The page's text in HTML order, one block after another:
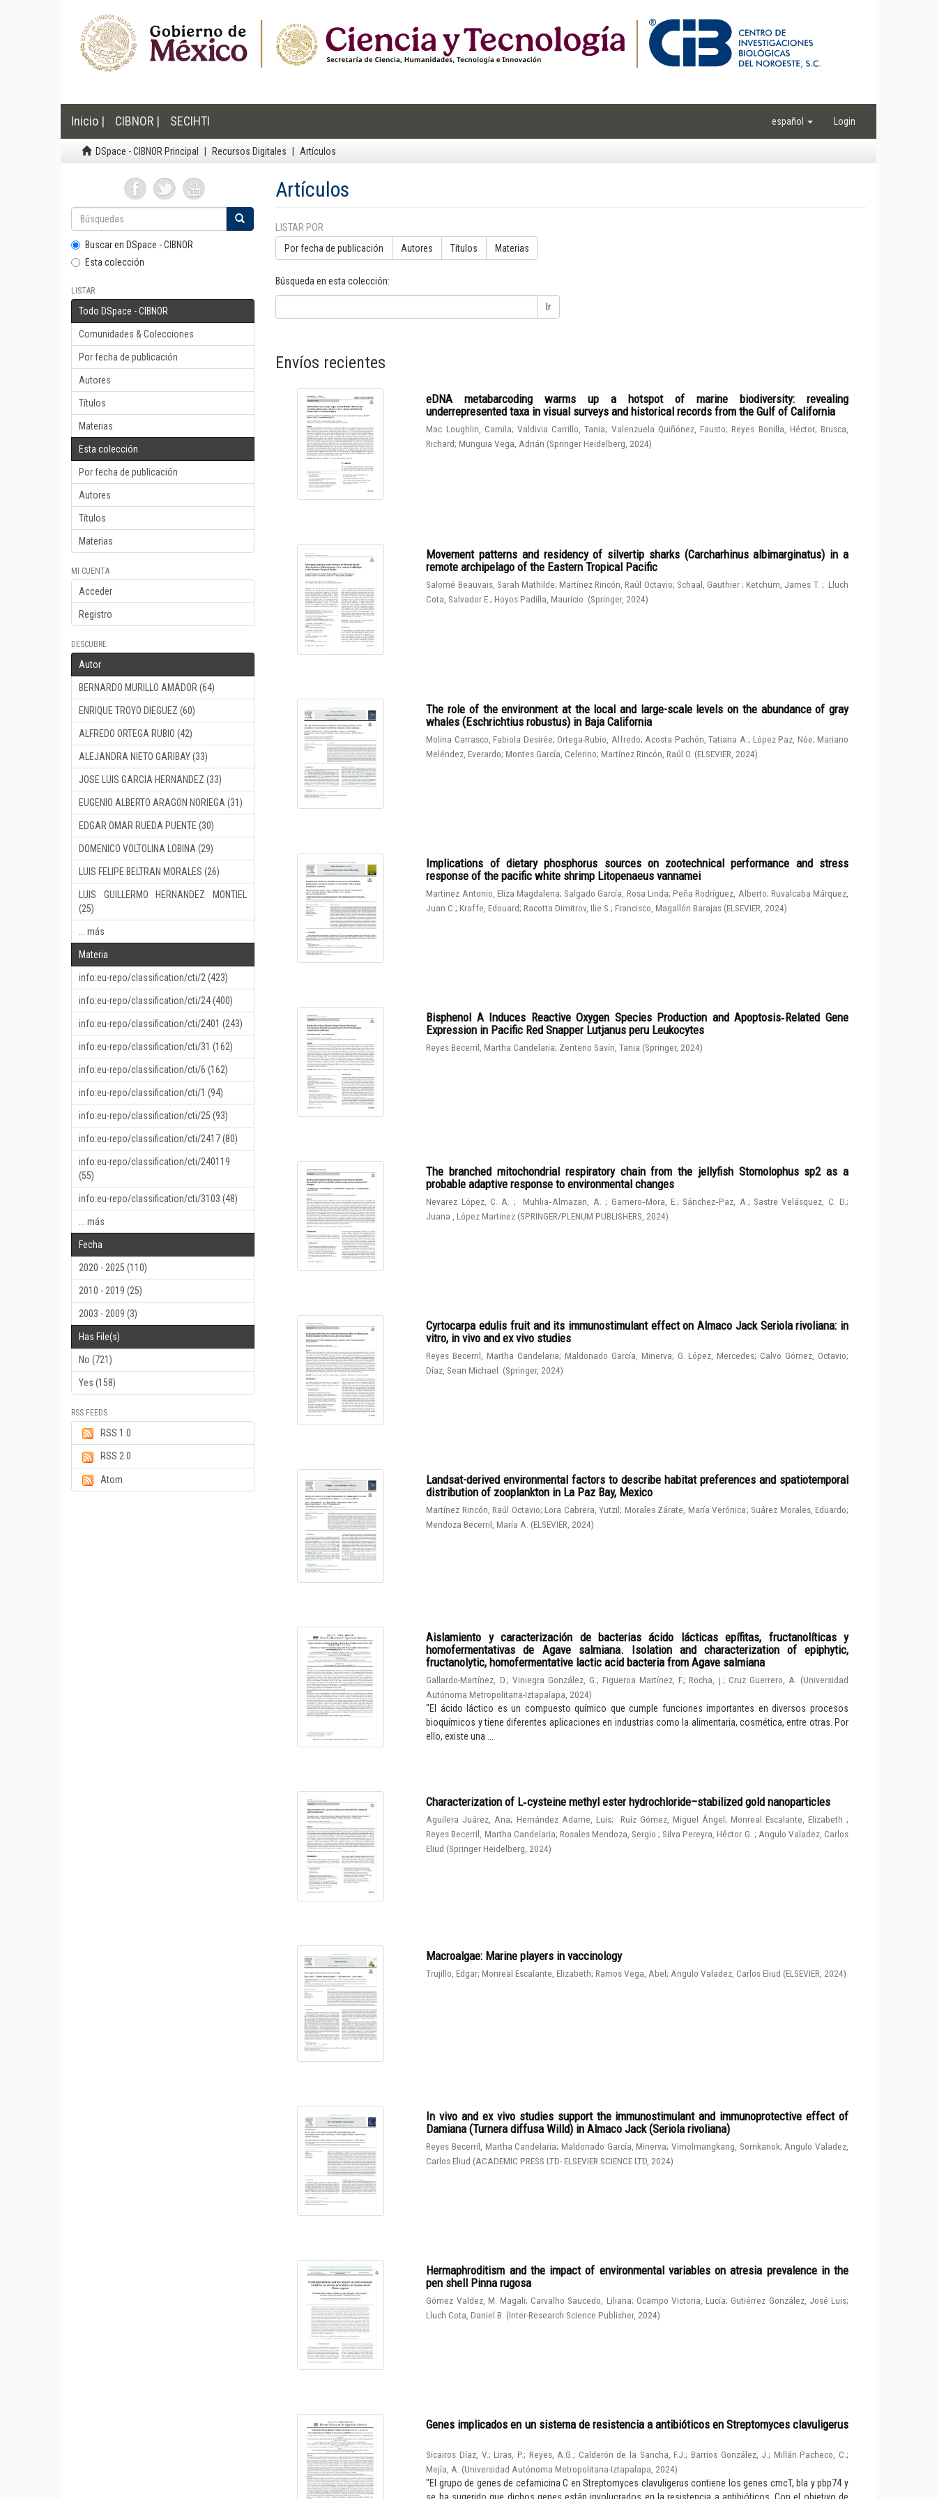
Inicio | CIBNOR | SECIHTI español Login
DSpace - CIBNOR Principal Recursos Digitales Artículos
Buscar en DSpace - CIBNOR
Esta colección
LISTAR
Todo DSpace - CIBNOR
Comunidades & Colecciones
Por fecha de publicación
Autores
Títulos
Materias
Esta colección
Por fecha de publicación
Autores
Títulos
Materias
MI CUENTA
Acceder
Registro
DESCUBRE
Autor
BERNARDO MURILLO AMADOR (64)
ENRIQUE TROYO DIEGUEZ (60)
ALFREDO ORTEGA RUBIO (42)
ALEJANDRA NIETO GARIBAY (33)
JOSE LUIS GARCIA HERNANDEZ (33)
EUGENIO ALBERTO ARAGON NORIEGA (31)
EDGAR OMAR RUEDA PUENTE (30)
DOMENICO VOLTOLINA LOBINA (29)
LUIS FELIPE BELTRAN MORALES (26)
LUIS GUILLERMO HERNANDEZ MONTIEL
(25)
... más
Materia
info:eu-repo/classification/cti/2 (423)
info:eu-repo/classification/cti/24 (400)
info:eu-repo/classification/cti/2401 (243)
info:eu-repo/classification/cti/31 (162)
info:eu-repo/classification/cti/6 (162)
info:eu-repo/classification/cti/1 (94)
info:eu-repo/classification/cti/25 (93)
info:eu-repo/classification/cti/2417 (80)
info:eu-repo/classification/cti/240119
(55)
info:eu-repo/classification/cti/3103 (48)
... más
Fecha
2020 - 2025 (110)
2010 - 2019 (25)
2003 - 2009 (3)
Has File(s)
No (721)
Yes (158)
RSS FEEDS
RSS 1.0
RSS 2.0
Atom
Artículos
LISTAR POR
Por fecha de publicación Autores Títulos Materias
Búsqueda en esta colección:
Ir
Envíos recientes
eDNA metabarcoding warms up a hotspot of marine biodiversity: revealing
underrepresented taxa in visual surveys and historical records from the Gulf of California
Mac Loughlin, Camila;Valdivia Carrillo, Tania; Valenzuela Quiñónez, Fausto;Reyes Bonilla, Héctor; Brusca,
Richard;Munguia Vega, Adrián (Springer Heidelberg 2024)
Movement patterns and residency of silvertip sharks (Carcharhinus albimarginatus) in a
remote archipelago of the Eastern Tropical Pacific
Salomé Beauvais, Sarah Mathilde;Martínez Rincón, Raúl Octavio; Schaal, Gauthier;Ketchum, James T. ; Lluch
Cota, Salvador E.;Hoyos Padilla, Mauricio (Springer, 2024)
The role of the environment at the local and large-scale levels on the abundance of gray
whales (Eschrichtius robustus) in Baja California
Molina Carrasco, Fabiola Desirée;Ortega-Rubio, Alfredo; Acosta Pachón, Tatiana A. ; López Paz, Nóe;Mariano
Meléndez, Everardo;Montes García, Celerino;Martínez Rincón, Raúl O. (ELSEVIER 2024)
Implications of dietary phosphorus sources on zootechnical performance and stress
response of the pacific white shrimp Litopenaeus vannamei
Martinez Antonio, Eliza Magdalena; Salgado García, Rosa Linda;Peña Rodríguez, Alberto; Ruvalcaba Márquez,
Juan C.;Kraffe, Edouard;Racotta Dimitrov, Ilie S.;Francisco, Magallón Barajas (ELSEVIER 2024)
Bisphenol A Induces Reactive Oxygen Species Production and Apoptosis‑Related Gene
Expression in Pacific Red Snapper Lutjanus peru Leukocytes
Reyes Becerril, Martha Candelaria; Zenteno Savín, Tania (Springer, 2024)
The branched mitochondrial respiratory chain from the jellyfish Stomolophus sp2 as a
probable adaptive response to environmental changes
Nevarez López, C. A. ; Muhlia‑Almazan, A.; Gamero‑Mora, E.; Sánchez‑Paz, A. ; Sastre Velásquez, C. D.;
Juana , López Martinez (SPRINGER/PLENUM PUBLISHERS 2024)
Cyrtocarpa edulis fruit and its immunostimulant effect on Almaco Jack Seriola rivoliana: in
vitro, in vivo and ex vivo studies
Reyes Becerril, Martha Candelaria; Maldonado García, Minerva; G. López, Mercedes;Calvo Gómez, Octavio;
Díaz, Sean Michael (Springer, 2024)
Landsat-derived environmental factors to describe habitat preferences and spatiotemporal
distribution of zooplankton in La Paz Bay, Mexico
Martínez Rincón, Raúl Octavio;Lora Cabrera, Yutzil; Morales Zárate, María Verónica; Suárez Morales, Eduardo;
Mendoza Becerril, María A. (ELSEVIER, 2024)
Aislamiento y caracterización de bacterias ácido lácticas epífitas, fructanolíticas y
homofermentativas de Agave salmiana. Isolation and characterization of epiphytic,
fructanolytic, homofermentative lactic acid bacteria from Agave salmiana
Gallardo-Martínez, D.; Viniegra González, G. ; Figueroa Martínez, F.;Rocha, j. ; Cruz Guerrero, A. (Universidad
Autónoma Metropolitana-Iztapalapa 2024)
"El ácido láctico es un compuesto químico que cumple funciones importantes en diversos procesos
bioquímicos y tiene diferentes aplicaciones en industrias como la alimentaria, cosmética, entre otras. Por
ello, existe una ...
Characterization of L‑cysteine methyl ester hydrochloride–stabilized gold nanoparticles
Aguilera Juárez, Ana; Hernández Adame, Luis; Ruíz Gómez, Miguel Ángel; Monreal Escalante, Elizabeth;
Reyes Becerril, Martha Candelaria; Rosales Mendoza, Sergio; Silva Pereyra, Héctor G. ; Angulo Valadez, Carlos
Eliud (Springer Heidelberg, 2024)
Macroalgae: Marine players in vaccinology
Trujillo, Edgar;Monreal Escalante, Elizabeth;Ramos Vega, Abel;Angulo Valadez, Carlos Eliud (ELSEVIER, 2024)
In vivo and ex vivo studies support the immunostimulant and immunoprotective effect of
Damiana (Turnera diffusa Willd) in Almaco Jack (Seriola rivoliana)
Reyes Becerril, Martha Candelaria;Maldonado García, Minerva;Vimolmangkang, Sornkanok; Angulo Valadez,
Carlos Eliud (ACADEMIC PRESS LTD- ELSEVIER SCIENCE LTD 2024)
Hermaphroditism and the impact of environmental variables on atresia prevalence in the
pen shell Pinna rugosa
Gómez Valdez, M. Magali;Carvalho Saucedo, Liliana; Ocampo Victoria, Lucía;Gutiérrez González, José Luis;
Lluch Cota, Daniel B. (Inter-Research Science Publisher, 2024)
Genes implicados en un sistema de resistencia a antibióticos en Streptomyces clavuligerus
Sicairos Díaz, V.;Liras, P.; Reyes, A.G.; Calderón de la Sancha, F.J.; Barrios González, J.; Millán Pacheco, C. ;
Mejía, A. (Universidad Autónoma Metropolitana-Iztapalapa 2024)
"El grupo de genes de cefamicina C en Streptomyces clavuligerus contiene los genes cmcT, bla y pbp74 y